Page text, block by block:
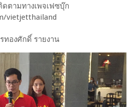
ตามทางเพจเฟซบุ๊ก
vietjetthailand
องศักดิ์ รายงาน